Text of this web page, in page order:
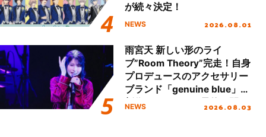
が続々決定！
NEWS 2026.08.01
雨宮天 新しい形のライ
ブ”Room Theory”完走！自身
プロデュースのアクセサリー
ブランド「genuine blue」の
新作アクセサリー予約も開
NEWS 2026.08.03